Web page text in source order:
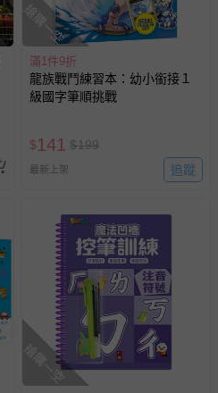
搶購一空
滿1件9折
龍族戰鬥練習本：幼小銜接１
級國字筆順挑戰
$141 $199
最新上架 追蹤
搶購一空